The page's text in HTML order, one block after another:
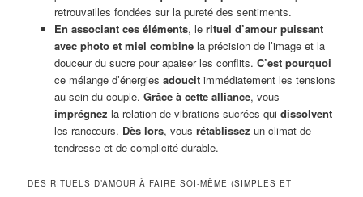
retrouvailles fondées sur la pureté des sentiments.
En associant ces éléments, le rituel d’amour puissant
avec photo et miel combinela précision de l’image et la
douceur du sucre pour apaiser les conflits. C’est pourquoi
ce mélange d’énergies adoucitimmédiatement les tensions
au sein du couple. Grâce à cette alliance, vous
imprégnez la relation de vibrations sucrées qui dissolvent
les rancœurs. Dès lors, vous rétablissez un climat de
tendresse et de complicité durable.
DES RITUELS D’AMOUR À FAIRE SOI-MÊME (SIMPLES ET